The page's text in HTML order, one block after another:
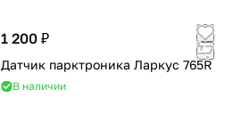
1 200 ₽
Датчик парктроника Ларкус 765R
В наличии